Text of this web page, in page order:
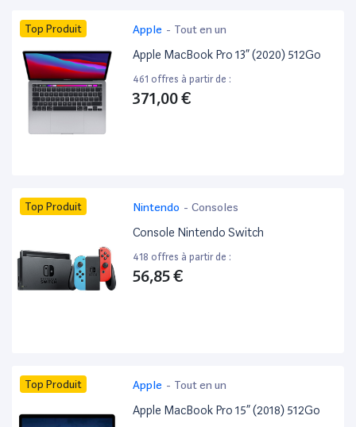
Top Produit Apple - Tout en un
Apple MacBook Pro 13” (2020) 512Go
461 offres à partir de :
371,00 €
Top Produit Nintendo - Consoles
Console Nintendo Switch
418 offres à partir de :
56,85 €
Top Produit Apple - Tout en un
Apple MacBook Pro 15” (2018) 512Go